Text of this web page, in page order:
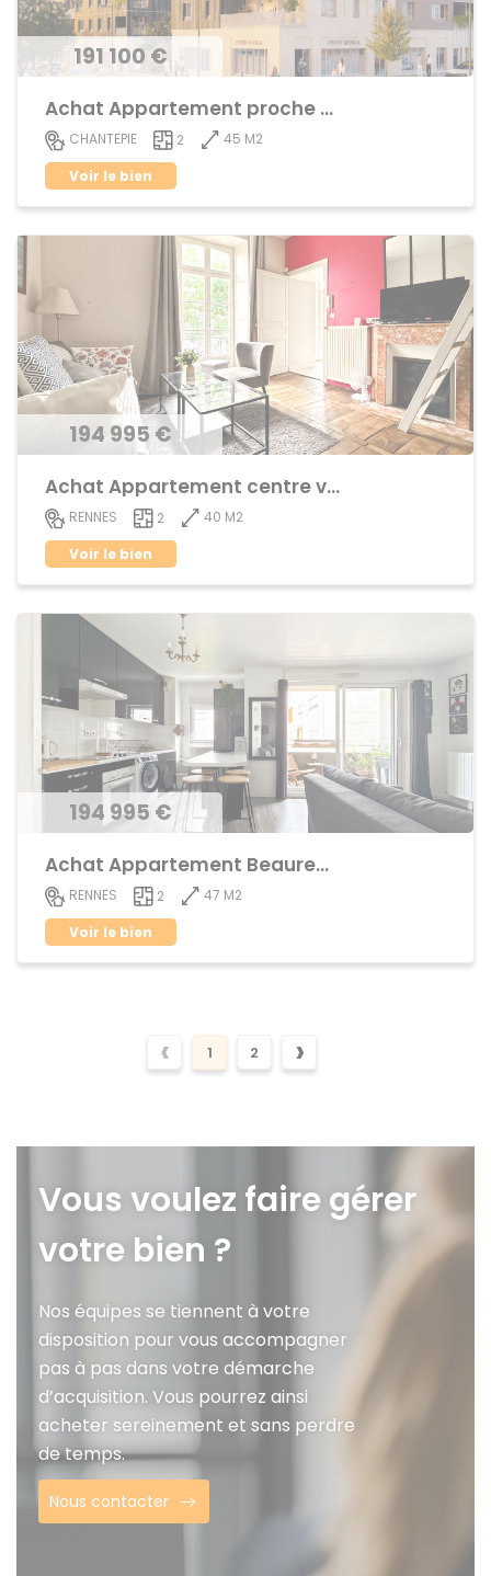
191 100 €
Achat Appartement proche centre ville
CHANTEPIE 2
45 M2
Voir le bien
194 995 €
Achat Appartement centre ville
RENNES 2
40 M2
Voir le bien
194 995 €
Achat Appartement Beauregard
RENNES 2
47 M2
Voir le bien
‹ 1 2 ›
Vous voulez faire gérer
votre bien ?
Nos équipes se tiennent à votre
disposition pour vous accompagner
pas à pas dans votre démarche
d’acquisition. Vous pourrez ainsi
acheter sereinement et sans perdre
de temps.
Nous contacter